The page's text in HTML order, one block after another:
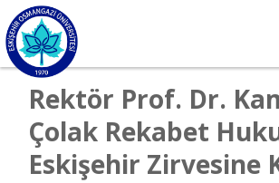
Rektör Prof. Dr.
Çolak Rekabet
Eskişehir Zirvesine